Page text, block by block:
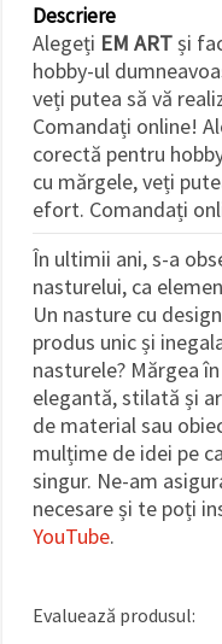
cookie -uri
dat și
făcând clic
pe butonul
"Salvați"
Аcceptati
toate!
Setări
Descriere
Alegeți EM ARTși
hobby-ul
veți putea să vă
Comandați online!
corectă pentru
cu mărgele, veți
efort. Comandați
În ultimii ani, s-a
nasturelui, ca
Un nasture cu
produs unic și
nasturele? Mărgea
elegantă, stilată și
de material sau
mulțime de idei pe
singur. Ne-am
necesare și te poți
YouTube.
Evaluează produsul: